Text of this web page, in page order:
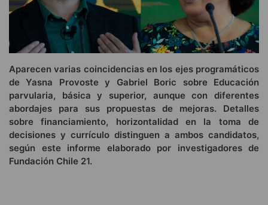
Aparecen varias coincidencias en los ejes programáticos
de Yasna Provoste y Gabriel Boric sobre Educación
parvularia, básica y superior, aunque con diferentes
abordajes para sus propuestas de mejoras. Detalles
sobre financiamiento, horizontalidad en la toma de
decisiones y currículo distinguen a ambos candidatos,
según este informe elaborado por investigadores de
Fundación Chile 21.